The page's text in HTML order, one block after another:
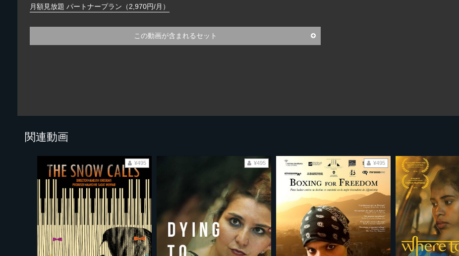
月額見放題 パートナープラン（2,970円/月）
この動画が含まれるセット
関連動画
¥495 ¥495 ¥495